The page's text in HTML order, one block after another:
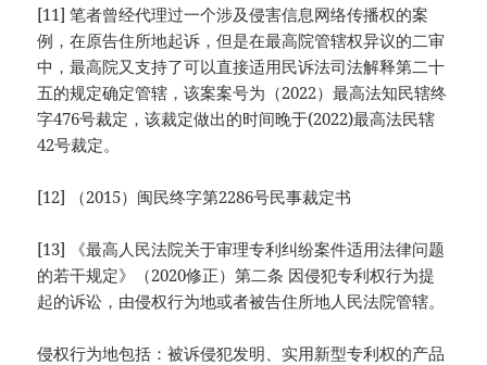
[11] 笔者曾经代理过一个涉及侵害信息网络传播权的案
例，在原告住所地起诉，但是在最高院管辖权异议的二审
中，最高院又支持了可以直接适用民诉法司法解释第二十
五的规定确定管辖，该案案号为（2022）最高法知民辖终
字476号裁定，该裁定做出的时间晚于(2022)最高法民辖
42号裁定。
[12] （2015）闽民终字第2286号民事裁定书
[13] 《最高人民法院关于审理专利纠纷案件适用法律问题
的若干规定》（2020修正）第二条 因侵犯专利权行为提
起的诉讼，由侵权行为地或者被告住所地人民法院管辖。
侵权行为地包括：被诉侵犯发明、实用新型专利权的产品